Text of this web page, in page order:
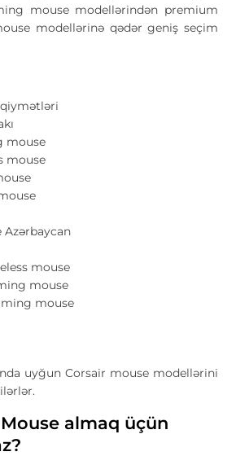
mouse modellərindən premium
modellərinə qədər geniş seçim
mouse
mouse
mouse
mouse
mouse
uyğun Corsair mouse modellərini
almaq üçün